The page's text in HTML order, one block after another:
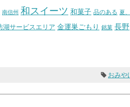
南信州 和スイーツ 和菓子 品のある 夏
湖サービスエリア 金運巣ごもり 銘菓 長野
おみや